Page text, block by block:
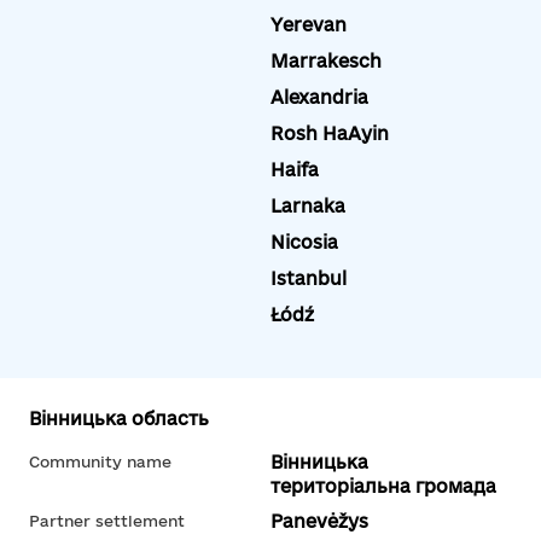
Yerevan
Marrakesch
Alexandria
Rosh HaAyin
Haifa
Larnaka
Nicosia
Istanbul
Łódź
Вінницька область
Community name
Вінницька
територіальна громада
Partner settlement
Panevėžys